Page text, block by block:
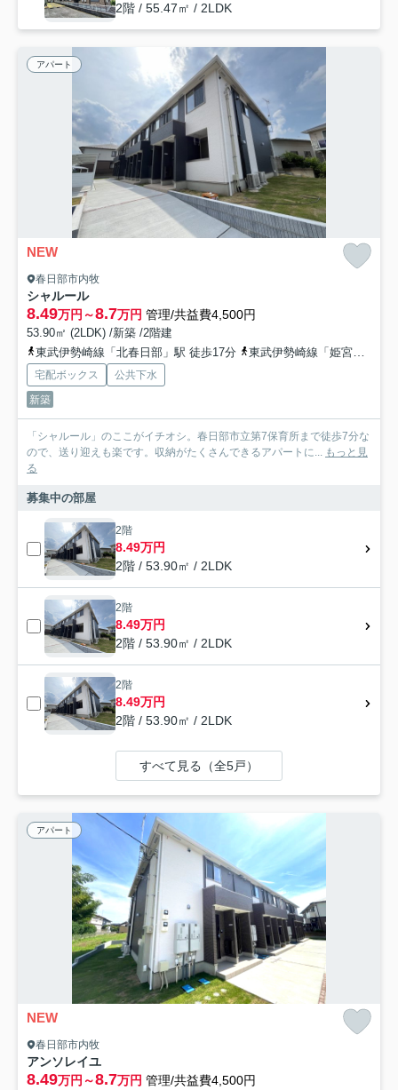
2階 / 55.47㎡ / 2LDK
アパート
NEW
春日部市内牧
シャルール
8.49万円～8.7万円 管理/共益費4,500円
53.90㎡ (2LDK) /新築 /2階建
東武伊勢崎線「北春日部」駅 徒歩17分
東武伊勢崎線「姫宮」駅 徒歩27分
宅配ボックス
公共下水
新築
「シャルール」のここがイチオシ。春日部市立第7保育所まで徒歩7分な
ので、送り迎えも楽です。収納がたくさんできるアパートに... もっと見
る
募集中の部屋
2階
8.49万円
2階 / 53.90㎡ / 2LDK
2階
8.49万円
2階 / 53.90㎡ / 2LDK
2階
8.49万円
2階 / 53.90㎡ / 2LDK
すべて見る（全5戸）
アパート
NEW
春日部市内牧
アンソレイユ
8.49万円～8.7万円 管理/共益費4,500円